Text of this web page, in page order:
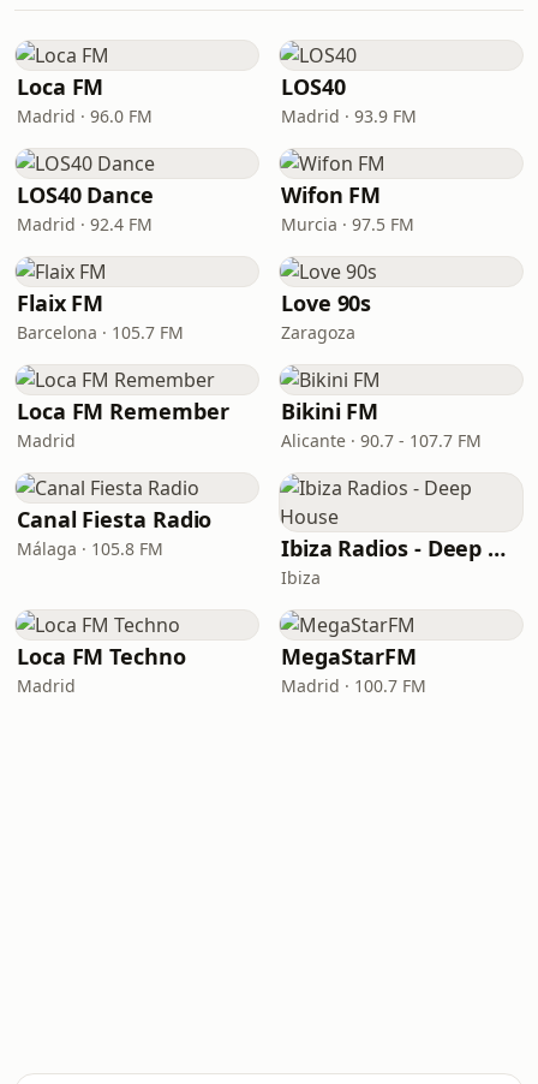
Loca FM
Madrid · 96.0 FM
LOS40
Madrid · 93.9 FM
LOS40 Dance
Madrid · 92.4 FM
Wifon FM
Murcia · 97.5 FM
Flaix FM
Barcelona · 105.7 FM
Love 90s
Zaragoza
Loca FM Remember
Madrid
Bikini FM
Alicante · 90.7 - 107.7 FM
Canal Fiesta Radio
Málaga · 105.8 FM Ibiza Radios - Deep House
Ibiza
Loca FM Techno
Madrid
MegaStarFM
Madrid · 100.7 FM